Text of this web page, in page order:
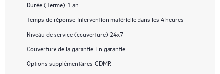
Durée (Terme) 1 an
Temps de réponse Intervention matérielle dans les 4 heures
Niveau de service (couverture) 24x7
Couverture de la garantie En garantie
Options supplémentaires CDMR